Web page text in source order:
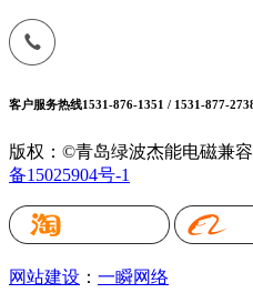
客户服务热线1531-876-1351 / 1531-877-
版权：©青岛绿波杰能电磁兼
备15025904号-1
网站建设 ： 一瞬网络